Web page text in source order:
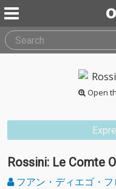
Open
Rossini: Le Comte
フアン・ディエゴ・フ